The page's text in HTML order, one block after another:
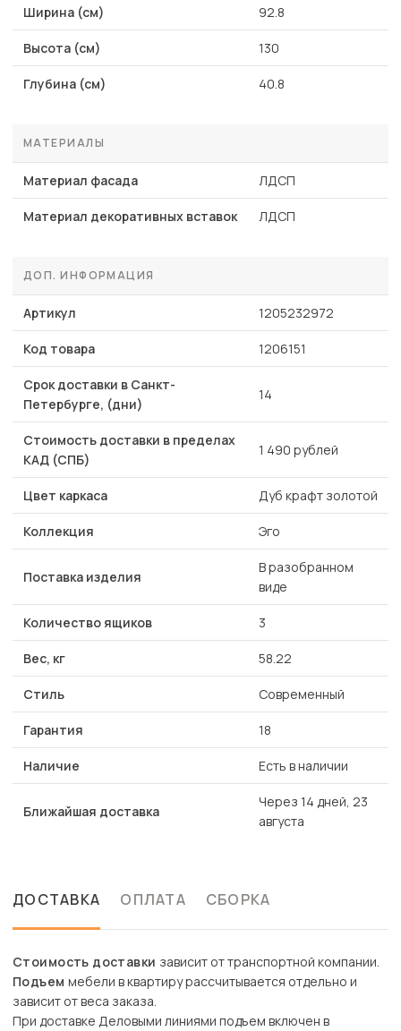
Ширина (см) 92.8
Высота (см) 130
Глубина (см) 40.8
МАТЕРИАЛЫ
Материал фасада ЛДСП
Материал декоративных вставок ЛДСП
ДОП. ИНФОРМАЦИЯ
Артикул 1205232972
Код товара 1206151
Срок доставки в Санкт-
Петербурге, (дни)
14
Стоимость доставки в пределах
КАД (СПБ)
1 490 рублей
Цвет каркаса Дуб крафт золотой
Коллекция Эго
Поставка изделия
В разобранном
виде
Количество ящиков 3
Вес, кг 58.22
Стиль Современный
Гарантия 18
Наличие Есть в наличии
Ближайшая доставка
Через 14 дней, 23
августа
ДОСТАВКА ОПЛАТА СБОРКА
Стоимость доставки зависит от транспортной компании.
Подъем мебели в квартиру рассчитывается отдельно и
зависит от веса заказа.
При доставке Деловыми линиями подъем включен в